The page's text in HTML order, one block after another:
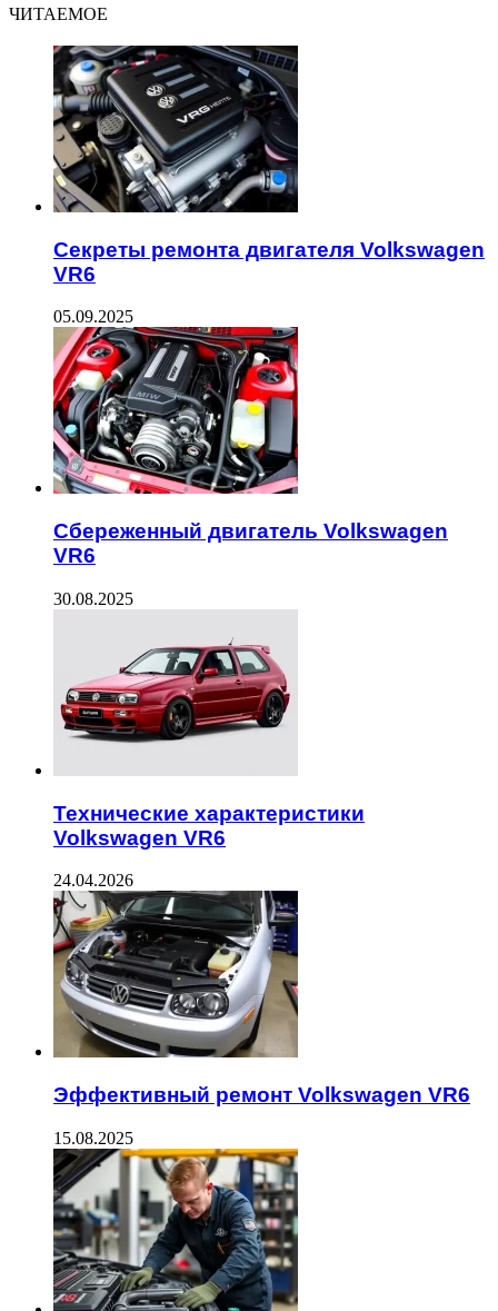
ЧИТАЕМОЕ
Секреты ремонта двигателя Volkswagen
VR6
05.09.2025
Сбереженный двигатель Volkswagen
VR6
30.08.2025
Технические характеристики
Volkswagen VR6
24.04.2026
Эффективный ремонт Volkswagen VR6
15.08.2025